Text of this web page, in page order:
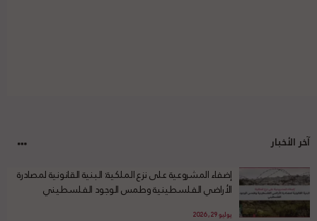
آخر الأخبار
إضفاء المشروعية على نزع الملكية: البنية القانونية لمصادرة
الأراضي الفلسطينية وطمس الوجود الفلسطيني
يوليو 29, 2026